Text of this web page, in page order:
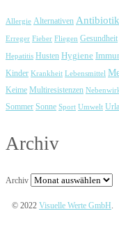
Allergie Alternativen
Erreger Fieber Fliegen Gesundheit
Hepatitis Husten Hygiene
Kinder Krankheit Lebensmittel
Keime Multiresistenzen
Sommer Sonne Sport Umwelt
Archiv
Archiv
© 2022 Visuelle Werte GmbH